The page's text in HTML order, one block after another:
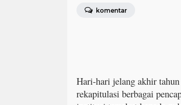
komentar
Hari-hari jelang akhir
rekapitulasi berbagai